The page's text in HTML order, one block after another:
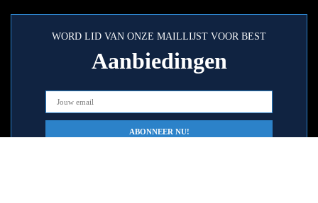
WORD LID VAN ONZE MAILLIJST VOOR BEST
Aanbiedingen